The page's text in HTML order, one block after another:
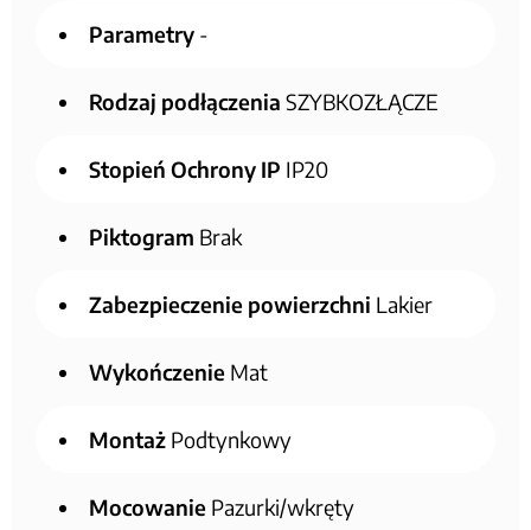
Parametry -
Rodzaj podłączenia SZYBKOZŁĄCZE
Stopień Ochrony IP IP20
Piktogram Brak
Zabezpieczenie powierzchni Lakier
Wykończenie Mat
Montaż Podtynkowy
Mocowanie Pazurki/wkręty